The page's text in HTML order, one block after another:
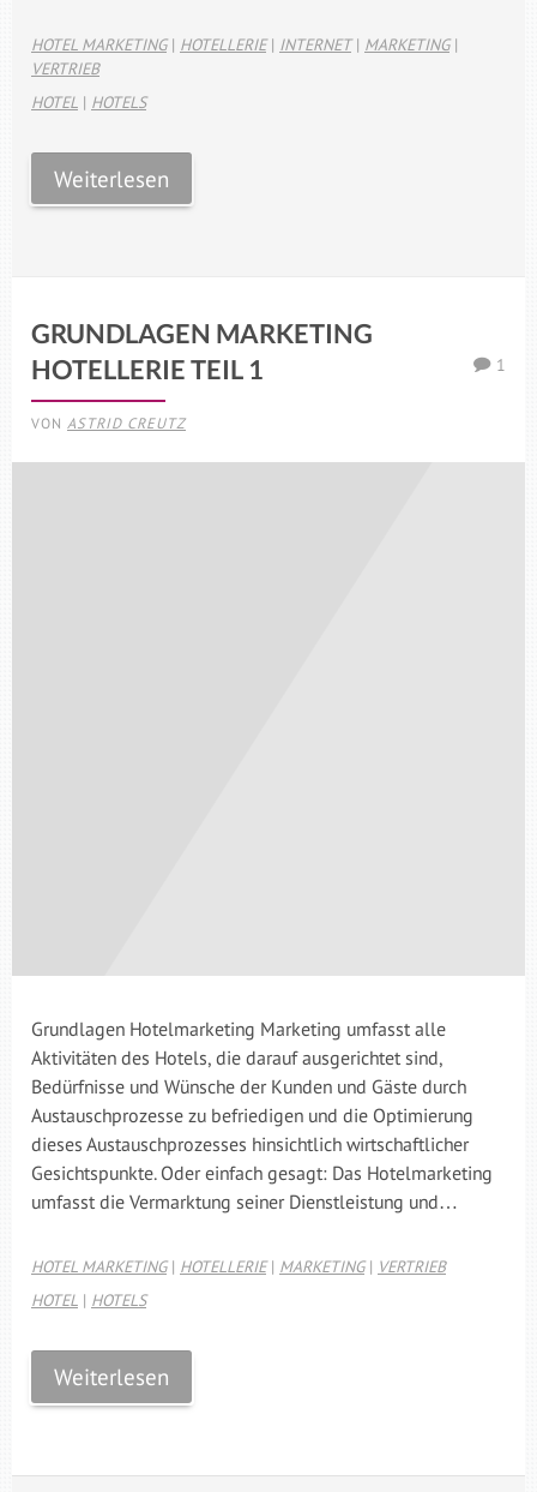
HOTEL MARKETING| HOTELLERIE| INTERNET| MARKETING|
VERTRIEB
HOTEL | HOTELS
Weiterlesen
GRUNDLAGEN MARKETING
HOTELLERIE TEIL 1
VON ASTRID CREUTZ
1
Grundlagen Hotelmarketing Marketing umfasst alle
Aktivitäten des Hotels, die darauf ausgerichtet sind,
Bedürfnisse und Wünsche der Kunden und Gäste durch
Austauschprozesse zu befriedigen und die Optimierung
dieses Austauschprozesses hinsichtlich wirtschaftlicher
Gesichtspunkte. Oder einfach gesagt: Das Hotelmarketing
umfasst die Vermarktung seiner Dienstleistung und…
HOTEL MARKETING| HOTELLERIE| MARKETING| VERTRIEB
HOTEL | HOTELS
Weiterlesen